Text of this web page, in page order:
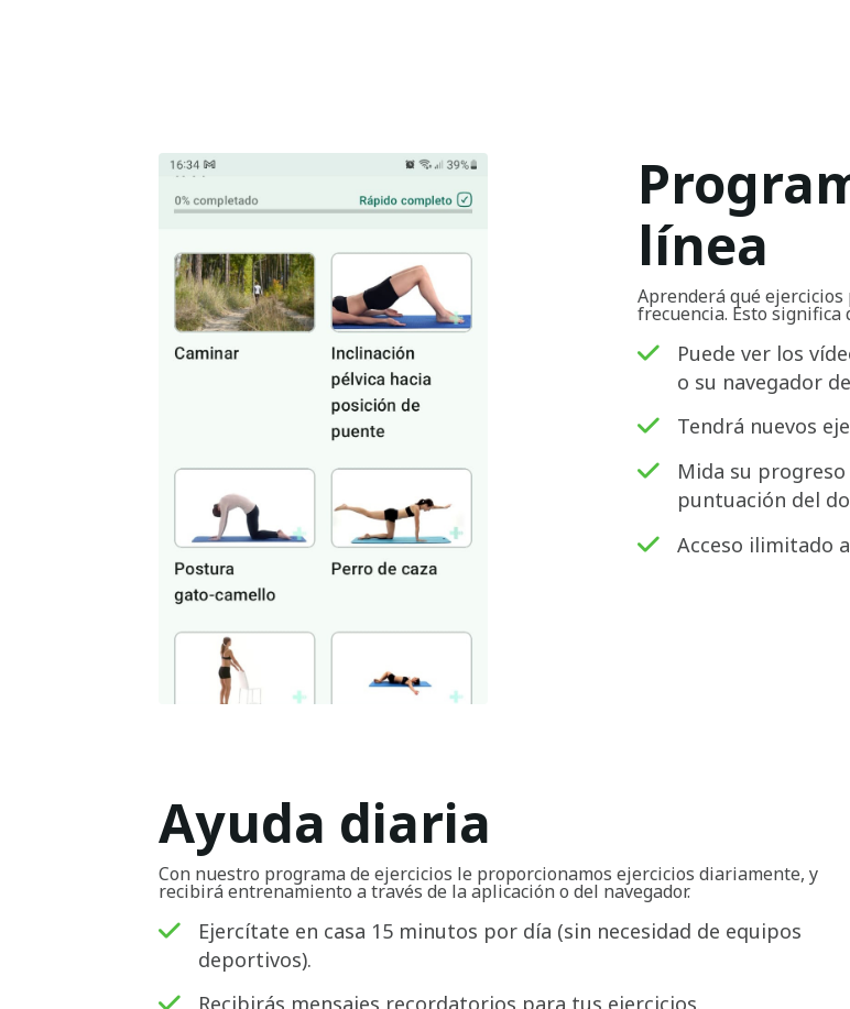
línea
Aprenderá qué
frecuencia. Esto significa
Puede ver los
o su navegador
Tendrá nuevos
Mida su
puntuación del
Acceso ilimitado
Ayuda diaria
Con nuestro programa de ejercicios le proporcionamos ejercicios diariamente, y
recibirá entrenamiento a través de la aplicación o del navegador.
Ejercítate en casa 15 minutos por día (sin necesidad de equipos
deportivos).
Recibirás mensajes recordatorios para tus ejercicios.